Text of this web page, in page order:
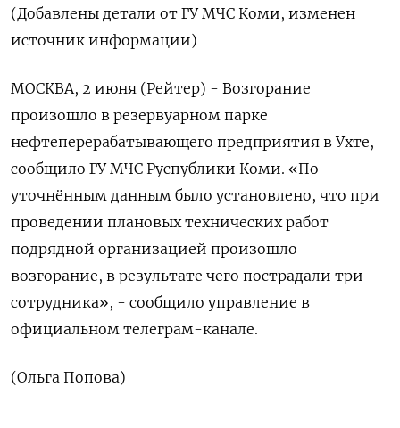
(Добавлены детали от ГУ МЧС Коми, изменен
источник информации)
МОСКВА, 2 июня (Рейтер) - Возгорание
произошло в резервуарном парке
нефтеперерабатывающего предприятия в Ухте,
сообщило ГУ МЧС Руспублики Коми. «По
уточнённым данным было установлено, что при
проведении плановых технических работ
подрядной организацией произошло
возгорание, в результате чего пострадали три
сотрудника», - сообщило управление в
официальном телеграм-канале.
(Ольга Попова)